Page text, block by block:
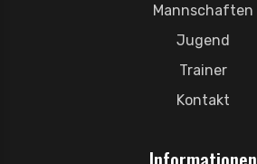
Mannschaften
Jugend
Trainer
Kontakt